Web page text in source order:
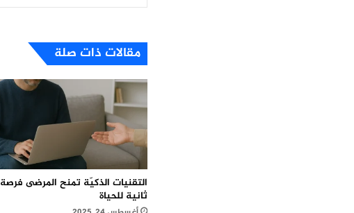
مقالات ذات صلة
التقنيات الذكيّة تمنح المرضى فرصة
ثانية للحياة